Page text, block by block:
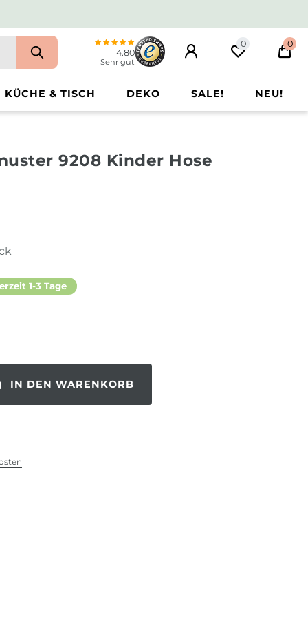
4.80
Sehr gut
0 0
KÜCHE & TISCH DEKO SALE! NEU!
9208 Kinder Hose
1-3 Tage
IN DEN WARENKORB